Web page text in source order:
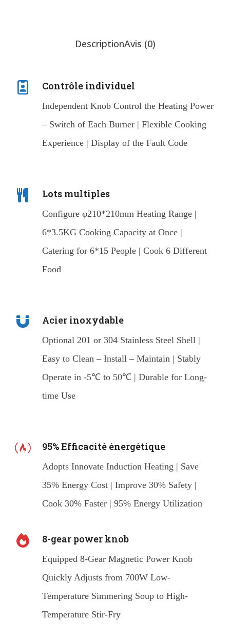
DescriptionAvis (0)
Contrôle individuel
Independent Knob Control the Heating Power
– Switch of Each Burner | Flexible Cooking
Experience | Display of the Fault Code
Lots multiples
Configure φ210*210mm Heating Range |
6*3.5KG Cooking Capacity at Once |
Catering for 6*15 People | Cook 6 Different
Food
Acier inoxydable
Optional 201 or 304 Stainless Steel Shell |
Easy to Clean – Install – Maintain | Stably
Operate in -5℃ to 50℃ | Durable for Long-
time Use
95% Efficacité énergétique
Adopts Innovate Induction Heating | Save
35% Energy Cost | Improve 30% Safety |
Cook 30% Faster | 95% Energy Utilization
8-gear power knob
Equipped 8-Gear Magnetic Power Knob
Quickly Adjusts from 700W Low-
Temperature Simmering Soup to High-
Temperature Stir-Fry